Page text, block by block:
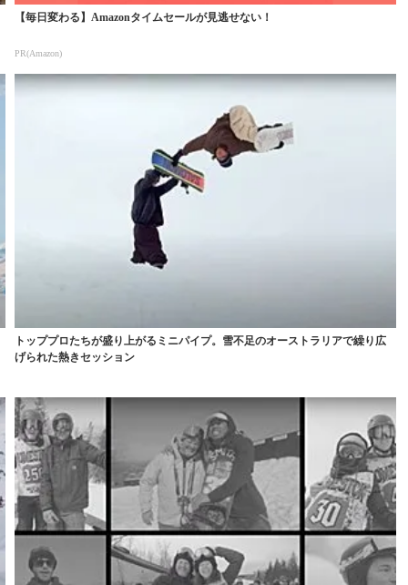
【毎日変わる】Amazonタイムセールが見逃せない！
PR(Amazon)
トッププロたちが盛り上がるミニパイプ。雪不足のオーストラリアで繰り広
げられた熱きセッション